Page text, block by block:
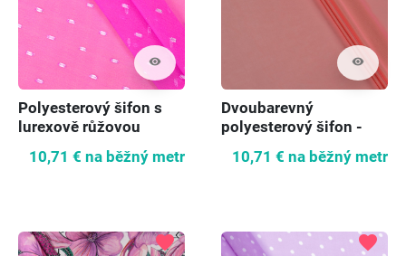
visibility
Polyesterový šifon s
lurexově růžovou
10,71 € na běžný metr
visibility
Dvoubarevný
polyesterový šifon -
růžová/béžová
10,71 € na běžný metr
favorite favorite